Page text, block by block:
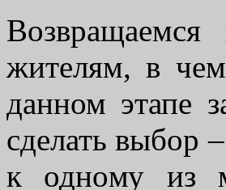
жителям, в
данном этапе
сделать выбор
к одному из